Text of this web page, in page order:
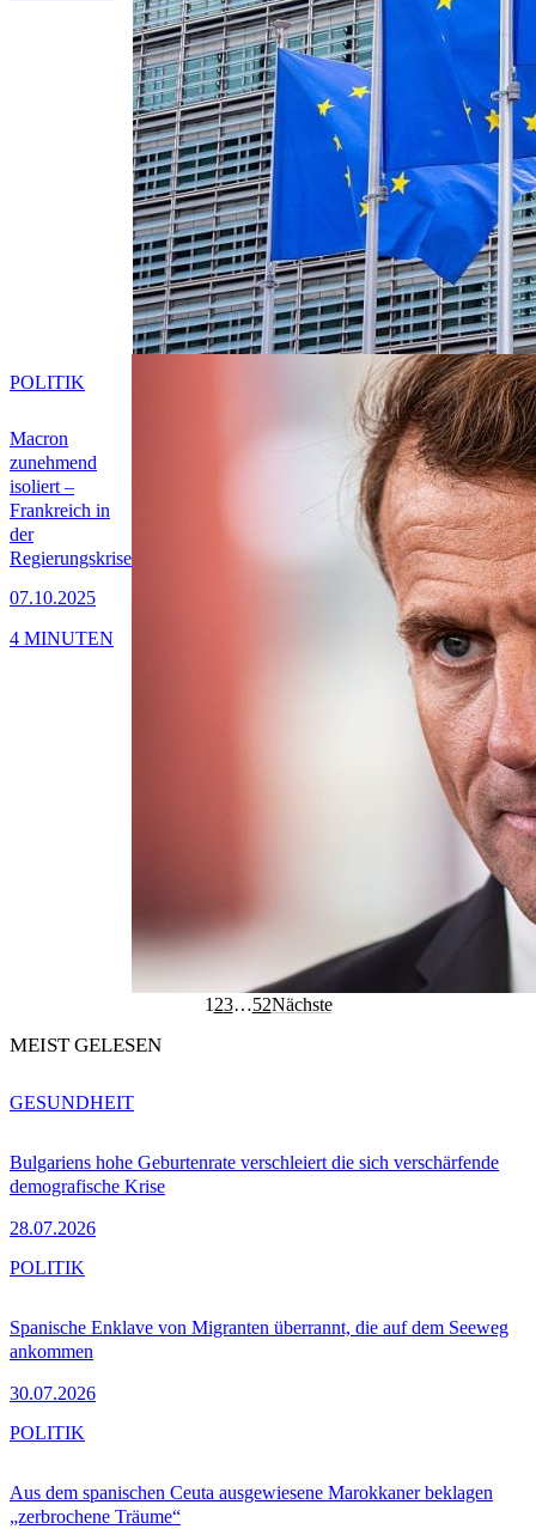
Macron
zunehmend
isoliert –
Frankreich in
der
Regierungskrise
07.10.2025
POLITIK
4 MINUTEN
1 23…52Nächste
MEIST GELESEN
Bulgariens hohe Geburtenrate verschleiert die sich verschärfende
demografische Krise
28.07.2026
GESUNDHEIT
Spanische Enklave von Migranten überrannt, die auf dem Seeweg
ankommen
30.07.2026
POLITIK
Aus dem spanischen Ceuta ausgewiesene Marokkaner beklagen
„zerbrochene Träume“
POLITIK